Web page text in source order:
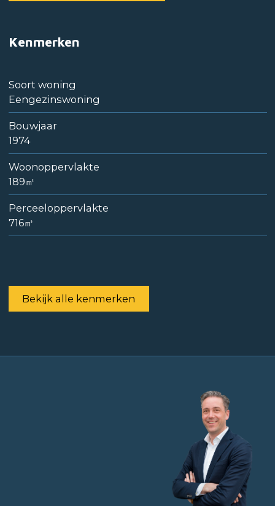
Kenmerken
Soort woning
Eengezinswoning
Bouwjaar
1974
Woonoppervlakte
189㎡
Perceeloppervlakte
716㎥
Bekijk alle kenmerken